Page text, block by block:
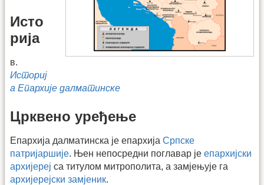
Исто
рија
в.
Историј
а Епархије далматинске
Црквено уређење
Епархија далматинска је епархија Српске
патријаршије. Њен непосредни поглавар је епархијски
архијереј са титулом митрополита, а замјењује га
архијерејски замјеник.